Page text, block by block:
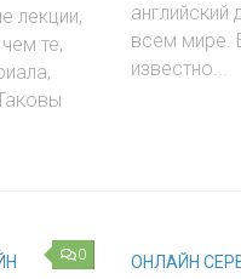
лекции,
те,
английский
всем мире.
известно...
0 ОНЛАЙН